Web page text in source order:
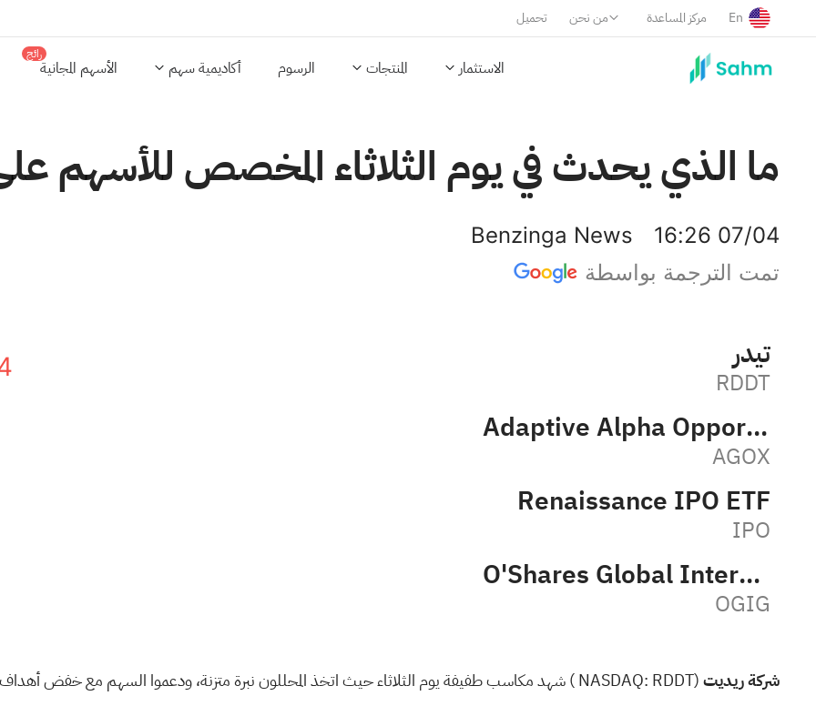
تحميل من نحن مركز المساعدة En
الاستثمار المنتجات الرسوم أكاديمية سهم الأسهم المجانية
رائج
ما الذي يحدث في يوم الثلاثاء المخصص للأسهم
Benzinga News
16:26 07/04
تمت الترجمة بواسطة
رديت
RDDT
Adaptive Alpha Opportunities ETF
AGOX
Renaissance IPO ETF
IPO
O'Shares Global Internet Giants ETF
OGIG
شركة ريديت(NASDAQ:
RDDT ) شهد مكاسب طفيفة يوم الثلاثاء حيث اتخذ المحللون نبرة متزنة، ودعموا السهم مع خفض أهداف